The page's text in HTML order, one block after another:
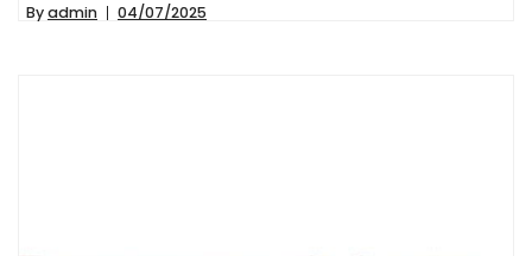
Byadmin 04/07/2025